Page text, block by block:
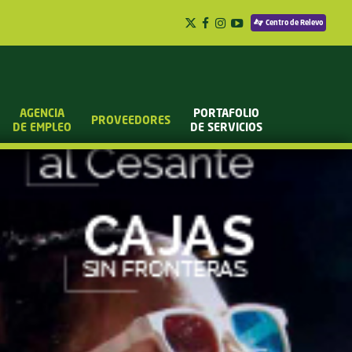
Centro de Relevo
AGENCIA
DE EMPLEO
PROVEEDORES
PORTAFOLIO
DE SERVICIOS